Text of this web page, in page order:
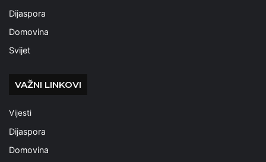
Dijaspora
Domovina
Svijet
VAŽNI LINKOVI
Vijesti
Dijaspora
Domovina